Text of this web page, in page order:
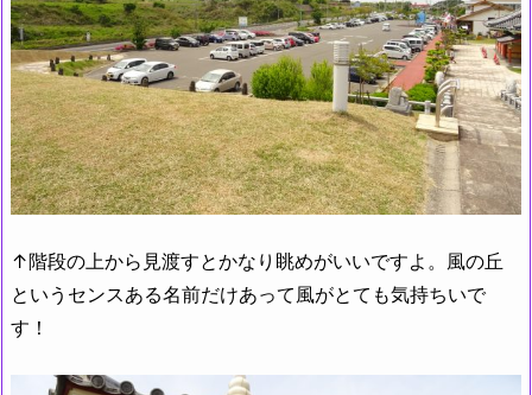
↑階段の上から見渡すとかなり眺めがいいですよ。風の丘
というセンスある名前だけあって風がとても気持ちいで
す！